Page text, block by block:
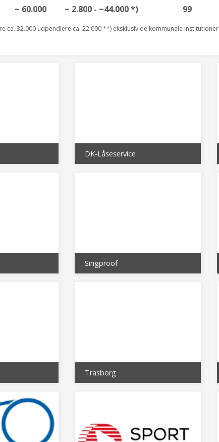
~ 60.000 ~ 2.800 - ~44.000 *) 99
ca. 32.000 udpendlere ca. 22.000 **) eksklusiv de kommunale institutioner
DK-Låseservice
Singproof
Trasborg